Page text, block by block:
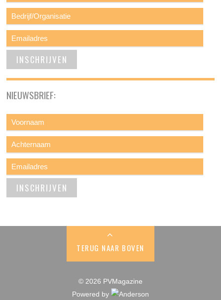
NIEUWSBRIEF:
TERUG NAAR BOVEN
© 2026 PVMagazine
Powered by